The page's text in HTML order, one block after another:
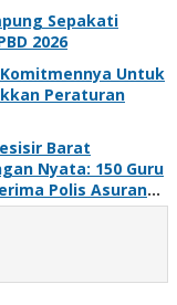
Sepakati
2026
Untuk
Peraturan
Barat
Guru
Polis Asuransi